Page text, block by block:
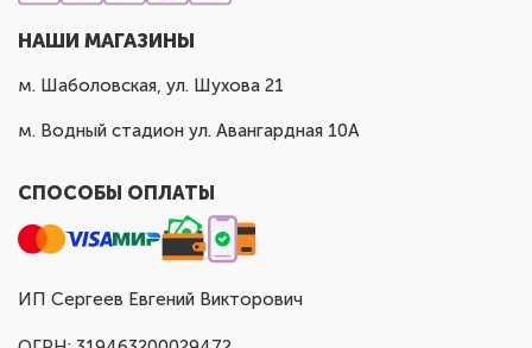
НАШИ МАГАЗИНЫ
м. Шаболовская, ул. Шухова 21
м. Водный стадион ул. Авангардная 10А
СПОСОБЫ ОПЛАТЫ
ИП Сергеев Евгений Викторович